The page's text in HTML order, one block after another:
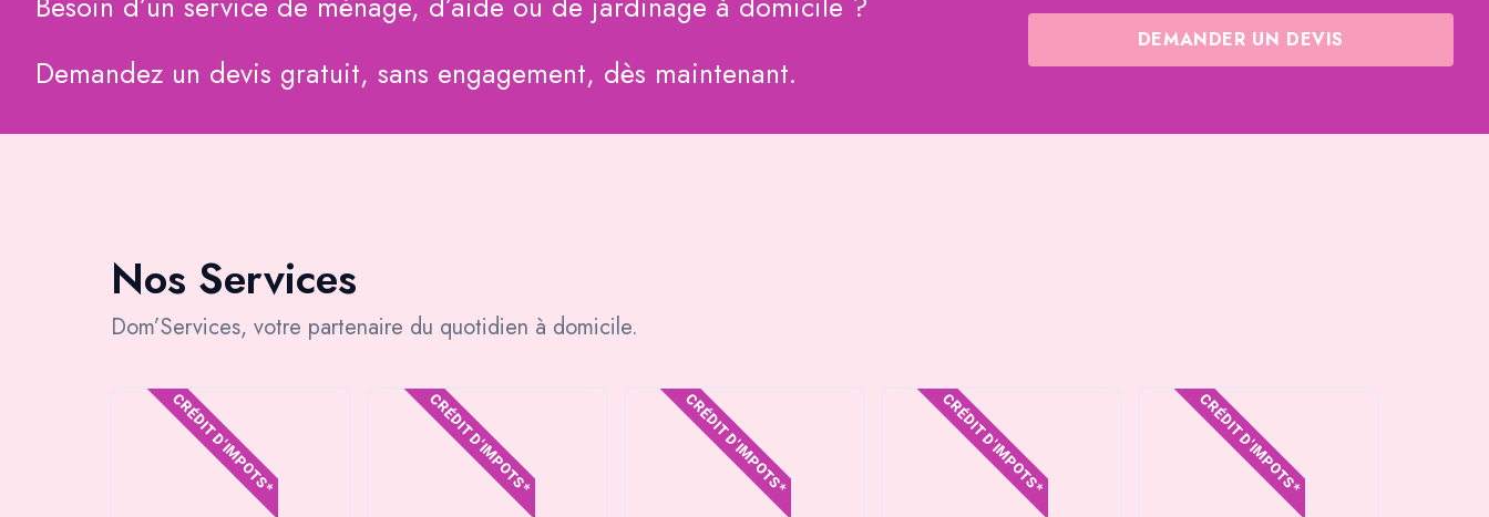
Demandez un devis gratuit, sans engagement, dès maintenant.
DEMANDER UN DEVIS
Nos Services
Dom’Services, votre partenaire du quotidien à domicile.
CRÉDIT D'IMPOTS* CRÉDIT D'IMPOTS* CRÉDIT D'IMPOTS* CRÉDIT D'IMPOTS* CRÉDIT D'IMPOTS*